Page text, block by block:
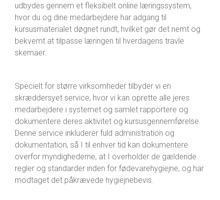
udbydes gennem et fleksibelt online læringssystem,
hvor du og dine medarbejdere har adgang til
kursusmaterialet døgnet rundt, hvilket gør det nemt og
bekvemt at tilpasse læringen til hverdagens travle
skemaer.
Specielt for større virksomheder tilbyder vi en
skræddersyet service, hvor vi kan oprette alle jeres
medarbejdere i systemet og samlet rapportere og
dokumentere deres aktivitet og kursusgennemførelse.
Denne service inkluderer fuld administration og
dokumentation, så I til enhver tid kan dokumentere
overfor myndighederne, at I overholder de gældende
regler og standarder inden for fødevarehygiejne, og har
modtaget det påkrævede hygiejnebevis.